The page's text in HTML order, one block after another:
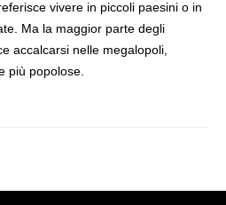
vivere in piccoli paesini o in
Ma la maggior parte degli
accalcarsi nelle megalopoli,
più popolose.